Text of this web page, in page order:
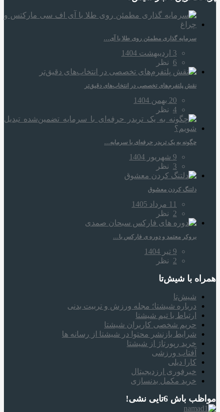
سرمایه‌ گذاری مطمئن روی طلا با آی…
3 اردیبهشت 1404
6 نظر
نقش پلتفرم‌های تخصصی در انتخاب‌های دقیق‌تر
20 بهمن 1404
4 نظر
چگونه به یک تریدر حرفه‌ای با سرمایه…
9 شهریور 1404
3 نظر
دلتنگ کردن معشوق
11 مرداد 1405
2 نظر
بروکر معتمد و دوره‌ ی فارکس با…
9 تیر 1404
2 نظر
همراه‌ با شیش‌تا
شیش‌تا
درباره شیشتا؛ مجله ورزش و تربیت بدنی
ارتباط با تیم شیشتا
حریم شخصی کاربران شیشتا
شرایط بازنشر محتوا در شیشتا از رسانه ها
خرید رپورتاژ از شیشتا
آفتاب ورزشی
کارا دیلی
خبرفوری ارزدیجیتال
خرید مکمل بدنسازی
مواظب باش 6تایی نشی!